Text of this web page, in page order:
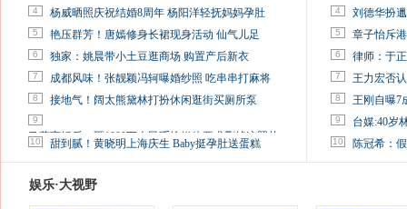
4 杨威晒照庆祝结婚8周年 杨阳洋轻抚妈妈孕肚
5 艳压群芳！唐嫣修身长裙现身活动 仙气儿足
6 独家：姚晨带小土豆逛商场 购置产后新衣
7 成都风味！张靓颖冯轲曝婚纱照 吃串串打麻将
8 接地气！阔太熊黛林打扮休闲逛街买厕所泵
9
马蓉离婚后，砸1000万人民币给媒体要求删掉这照片
10 甜到腻！黄晓明上海庆生 Baby挺孕肚送蛋糕
4 刘德华扮
5 章子怡斥
6 律师：于
7 王力宏否
8 王刚自曝7
9 台媒:40岁
10 陈冠希：
娱乐·大视野